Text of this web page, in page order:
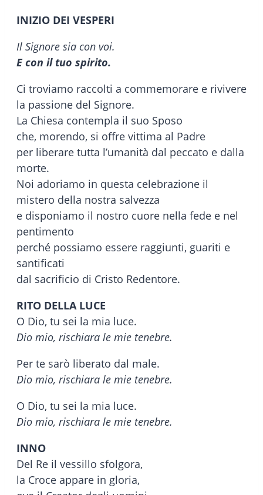
INIZIO DEI VESPERI
Il Signore sia con voi.
E con il tuo spirito.
Ci troviamo raccolti a commemorare e rivivere
la passione del Signore.
La Chiesa contempla il suo Sposo
che, morendo, si offre vittima al Padre
per liberare tutta l’umanità dal peccato e dalla
morte.
Noi adoriamo in questa celebrazione il
mistero della nostra salvezza
e disponiamo il nostro cuore nella fede e nel
pentimento
perché possiamo essere raggiunti, guariti e
santificati
dal sacrificio di Cristo Redentore.
RITO DELLA LUCE
O Dio, tu sei la mia luce.
Dio mio, rischiara le mie tenebre.
Per te sarò liberato dal male.
Dio mio, rischiara le mie tenebre.
O Dio, tu sei la mia luce.
Dio mio, rischiara le mie tenebre.
INNO
Del Re il vessillo sfolgora,
la Croce appare in gloria,